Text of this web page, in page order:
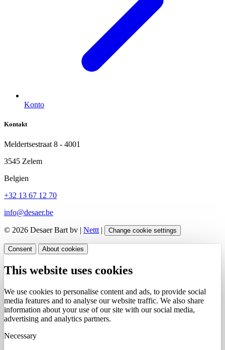
Konto
Kontakt
Meldertsestraat 8 - 4001
3545 Zelem
Belgien
+32 13 67 12 70
info@desaer.be
© 2026 Desaer Bart bv | Nettt | Change cookie settings
Consent About cookies
This website uses cookies
We use cookies to personalise content and ads, to provide social
media features and to analyse our website traffic. We also share
information about your use of our site with our social media,
advertising and analytics partners.
Necessary